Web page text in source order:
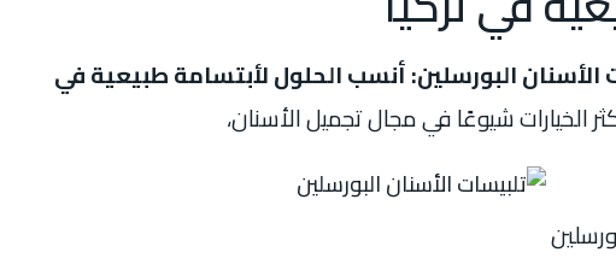
الأسنان البورسلين: أنسب الحلول لأبتسامة طبيعية في
شيوعًا في مجال تجميل الأسنان،